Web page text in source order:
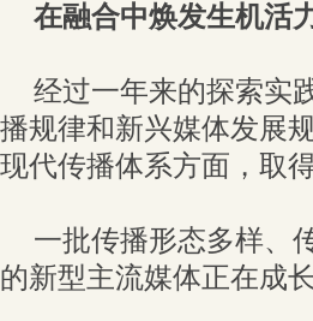
在融合中焕发生机活
经过一年来的探索实
播规律和新兴媒体发展
现代传播体系方面，取
一批传播形态多样、
的新型主流媒体正在成长